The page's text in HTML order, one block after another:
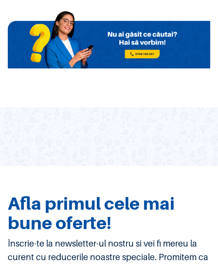
Afla primul cele mai
bune oferte!
Înscrie-te la newsletter-ul nostru si vei fi mereu la
curent cu reducerile noastre speciale. Promitem ca